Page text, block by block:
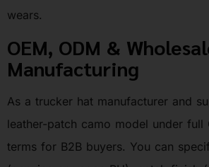
wears.
OEM, ODM &
Manufacturing
As a trucker hat manufacturer and
leather-patch camo model under full
terms for B2B buyers. You can